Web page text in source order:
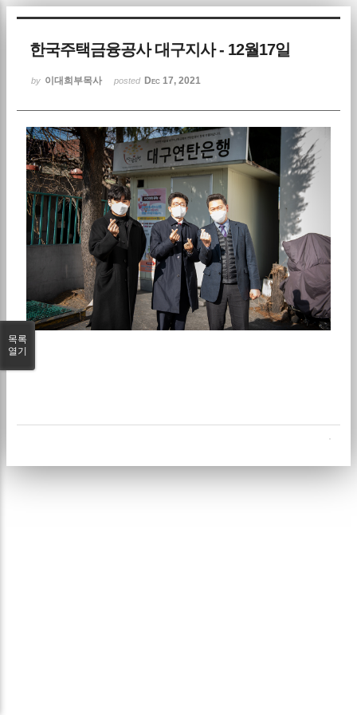
한국주택금융공사 대구지사 - 12월17일
by 이대희부목사 posted Dec 17, 2021
목록
열기
Sketchbook5, 스케치북5
Sketchbook5, 스케치북5